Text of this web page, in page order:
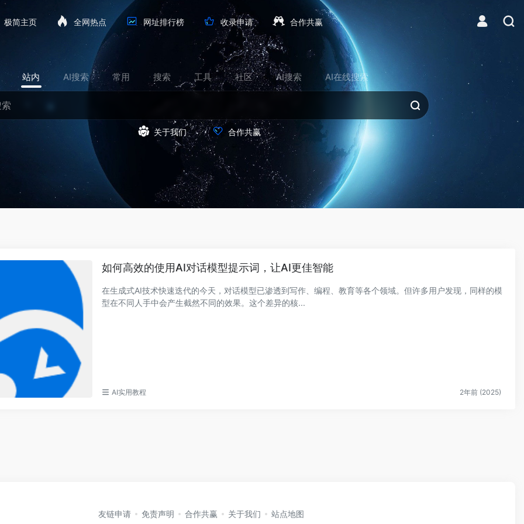
极简主页 全网热点 网址排行榜 收录申请 合作共赢
站内 AI搜索 常用 搜索 工具 社区 AI搜索 AI在线搜索
关于我们 合作共赢
如何高效的使用AI对话模型提示词，让AI更佳智能
在生成式AI技术快速迭代的今天，对话模型已渗透到写作、编程、教育等各个领域。但许多用户发现，同样的模
型在不同人手中会产生截然不同的效果。这个差异的核...
AI实用教程 2年前 (2025)
友链申请 免责声明 合作共赢 关于我们 站点地图